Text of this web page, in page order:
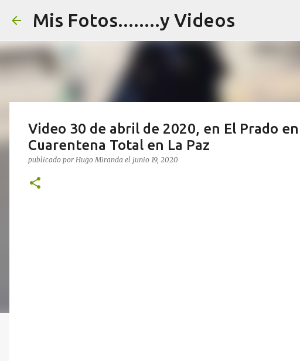
Mis Fotos........y Videos
Video 30 de abril de 2020, en El Prado
Cuarentena Total en La Paz
publicado por Hugo Miranda el junio 19, 2020